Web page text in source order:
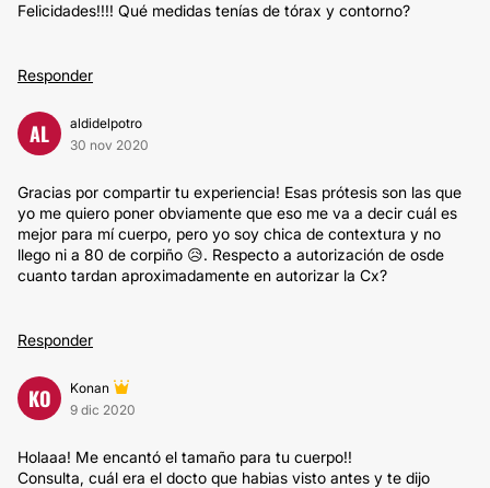
Felicidades!!!! Qué medidas tenías de tórax y contorno?
Responder
AL
aldidelpotro
30 nov 2020
Gracias por compartir tu experiencia! Esas prótesis son las que
yo me quiero poner obviamente que eso me va a decir cuál es
mejor para mí cuerpo, pero yo soy chica de contextura y no
llego ni a 80 de corpiño 😥. Respecto a autorización de osde
cuanto tardan aproximadamente en autorizar la Cx?
Responder
KO
Konan
9 dic 2020
Holaaa! Me encantó el tamaño para tu cuerpo!!
Consulta, cuál era el docto que habias visto antes y te dijo